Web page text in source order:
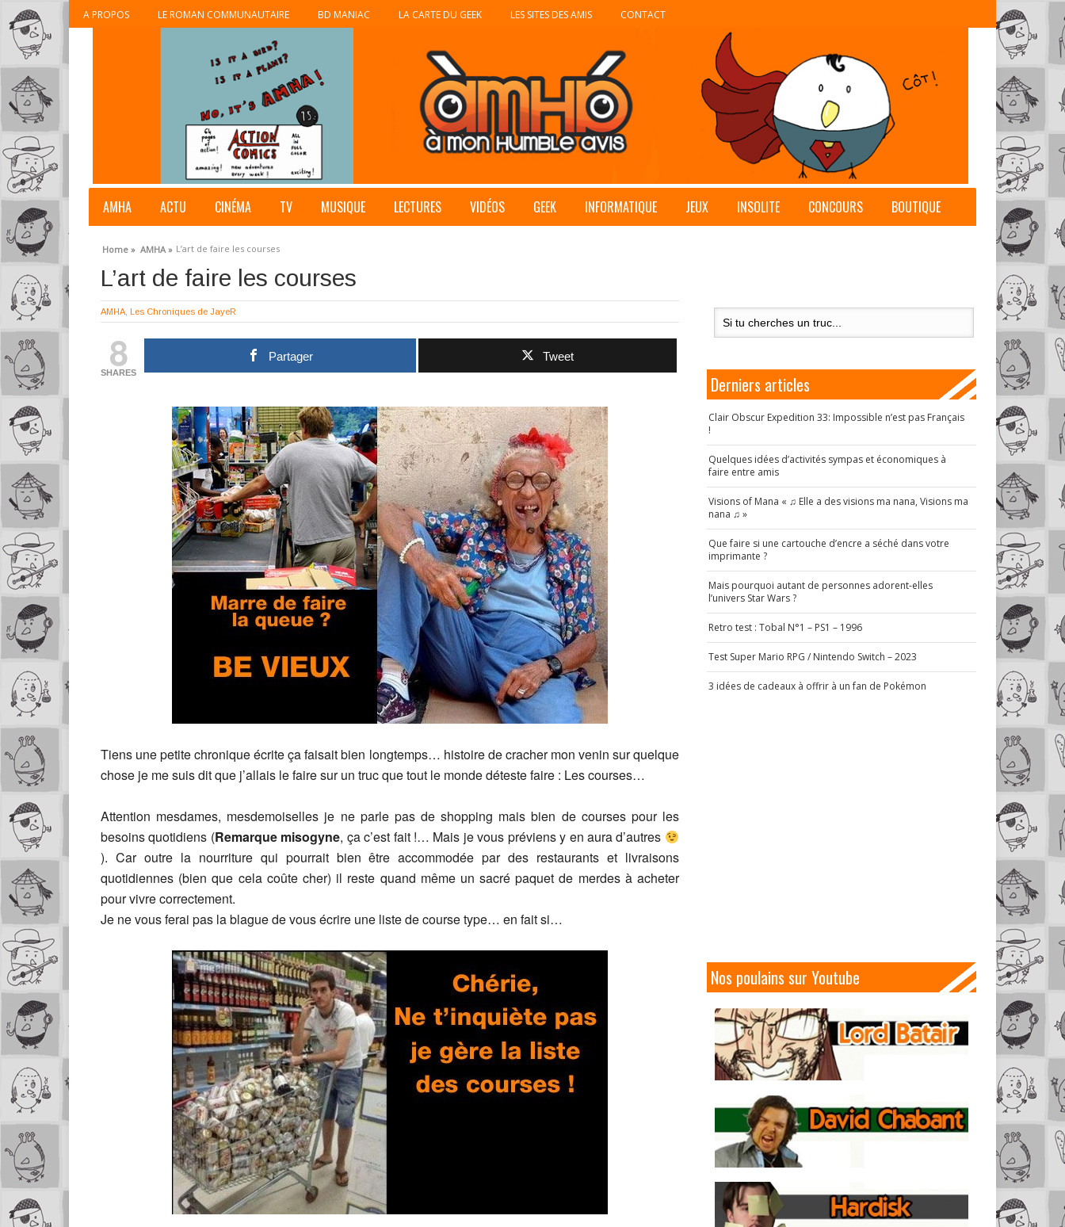
A PROPOS LE ROMAN COMMUNAUTAIRE BD MANIAC LA CARTE DU GEEK LES SITES DES AMIS CONTACT
AMHA ACTU CINÉMA TV MUSIQUE LECTURES VIDÉOS GEEK INFORMATIQUE JEUX INSOLITE CONCOURS BOUTIQUE
Home » AMHA » L’art de faire les courses
L’art de faire les courses
AMHA Les Chroniques de JayeR
8
SHARES
Partager Tweet
Tiens une petite chronique écrite ça faisait bien longtemps… histoire de cracher mon venin sur quelque
chose je me suis dit que j’allais le faire sur un truc que tout le monde déteste faire : Les courses…
Attention mesdames, mesdemoiselles je ne parle pas de shopping mais bien de courses pour les
besoins quotidiens (Remarque misogyne, ça c’est fait !… Mais je vous préviens y en aura d’autres
). Car outre la nourriture qui pourrait bien être accommodée par des restaurants et livraisons
quotidiennes (bien que cela coûte cher) il reste quand même un sacré paquet de merdes à acheter
pour vivre correctement.
Je ne vous ferai pas la blague de vous écrire une liste de course type… en fait si…
Derniers articles
Clair Obscur Expedition 33: Impossible n’est pas Français
!
Quelques idées d’activités sympas et économiques à
faire entre amis
Visions of Mana « ♫ Elle a des visions ma nana, Visions ma
nana ♫ »
Que faire si une cartouche d’encre a séché dans votre
imprimante ?
Mais pourquoi autant de personnes adorent-elles
l’univers Star Wars ?
Retro test : Tobal N°1 – PS1 – 1996
Test Super Mario RPG / Nintendo Switch – 2023
3 idées de cadeaux à offrir à un fan de Pokémon
Nos poulains sur Youtube